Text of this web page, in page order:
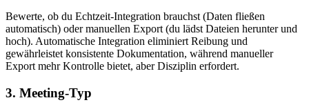
Bewerte, ob du Echtzeit-Integration brauchst (Daten fließen
automatisch) oder manuellen Export (du lädst Dateien herunter und
hoch). Automatische Integration eliminiert Reibung und
gewährleistet konsistente Dokumentation, während manueller
Export mehr Kontrolle bietet, aber Disziplin erfordert.
3. Meeting-Typ